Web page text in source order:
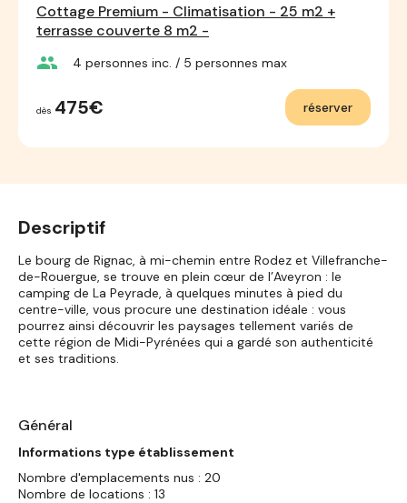
Cottage Premium - Climatisation - 25 m2 +
terrasse couverte 8 m2 -
group 4 personnes inc. / 5 personnes max
dès 475€ réserver
Descriptif
Le bourg de Rignac, à mi-chemin entre Rodez et Villefranche-
de-Rouergue, se trouve en plein cœur de l’Aveyron : le
camping de La Peyrade, à quelques minutes à pied du
centre-ville, vous procure une destination idéale : vous
pourrez ainsi découvrir les paysages tellement variés de
cette région de Midi-Pyrénées qui a gardé son authenticité
et ses traditions.
Général
Informations type établissement
Nombre d'emplacements nus : 20
Nombre de locations : 13